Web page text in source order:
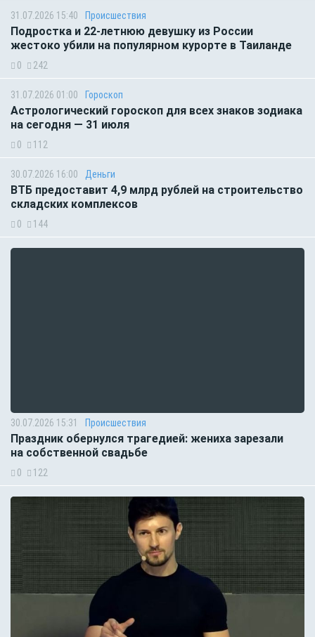
31.07.2026 15:40 Происшествия
Подростка и 22-летнюю девушку из России
жестоко убили на популярном курорте в Таиланде
0 242
31.07.2026 01:00 Гороскоп
Астрологический гороскоп для всех знаков зодиака
на сегодня — 31 июля
0 112
30.07.2026 16:00 Деньги
ВТБ предоставит 4,9 млрд рублей на строительство
складских комплексов
0 144
30.07.2026 15:31 Происшествия
Праздник обернулся трагедией: жениха зарезали
на собственной свадьбе
0 122